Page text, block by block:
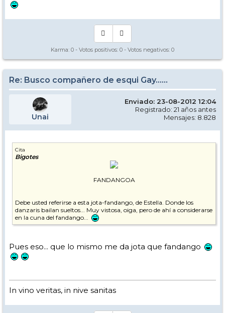
Karma: 0 - Votos positivos: 0 - Votos negativos: 0
Re: Busco compañero de esqui Gay......
Unai
Enviado: 23-08-2012 12:04
Registrado: 21 años antes
Mensajes: 8.828
Cita
Bigotes
FANDANGOA
Debe usted referirse a esta jota-fandango, de Estella. Donde los
danzaris bailan sueltos... Muy vistosa, oiga, pero de ahí a considerarse
en la cuna del fandango...
Pues eso... que lo mismo me da jota que fandango
In vino veritas, in nive sanitas